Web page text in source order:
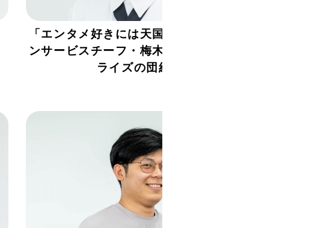
「エンタメ好きには天国」――オンライ
ンサービスチーフ・梅木郁弥が語るリア
ライズの団結力